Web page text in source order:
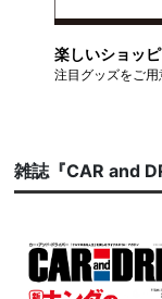
楽しいショッ
注目グッズをご用
雑誌『CAR and